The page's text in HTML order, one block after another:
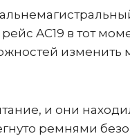
AC19 в тот
изменить
и они
ремнями